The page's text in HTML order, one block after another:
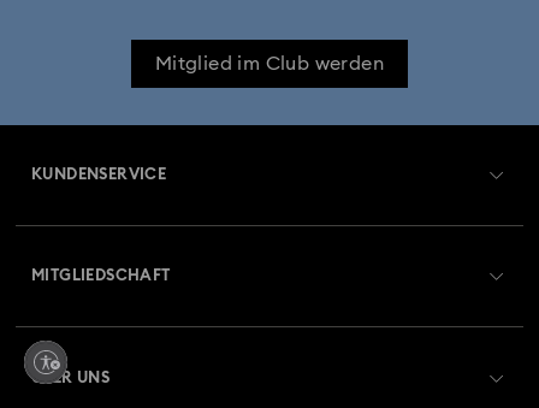
Mitglied im Club werden
KUNDENSERVICE
Geschenkkarten-Guthaben
MITGLIEDSCHAFT
ÜBER UNS